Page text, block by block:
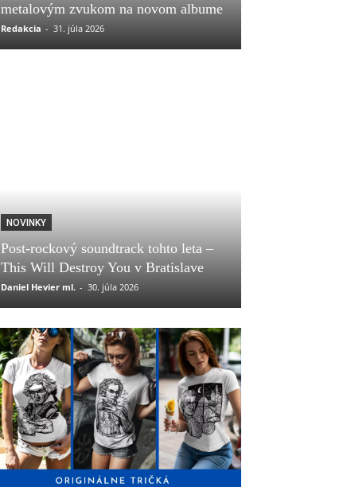
metalovým zvukom na novom albume
Redakcia - 31. júla 2026
NOVINKY
Post-rockový soundtrack tohto leta –
This Will Destroy You v Bratislave
Daniel Hevier ml. - 30. júla 2026